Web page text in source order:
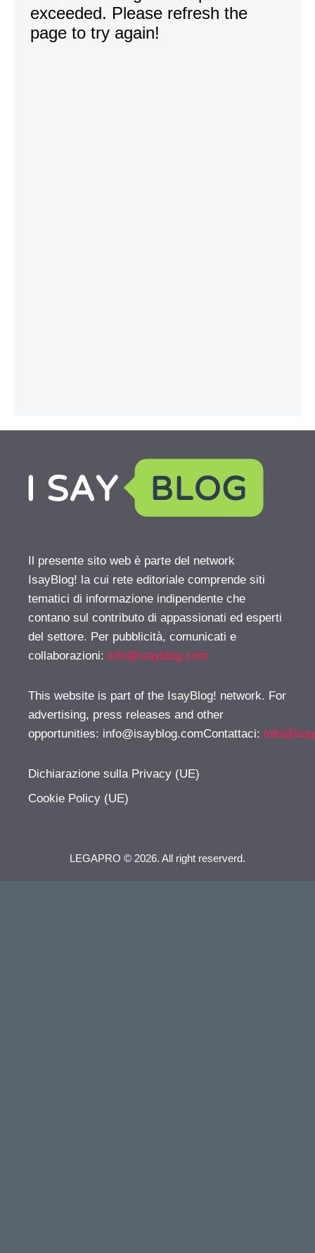
Il presente sito web è parte del network
IsayBlog! la cui rete editoriale comprende siti
tematici di informazione indipendente che
contano sul contributo di appassionati ed esperti
del settore. Per pubblicità, comunicati e
collaborazioni: info@isayblog.com
This website is part of the IsayBlog! network. For
advertising, press releases and other
opportunities: info@isayblog.comContattaci:
Dichiarazione sulla Privacy (UE)
Cookie Policy (UE)
LEGAPRO © 2026. All right reserverd.